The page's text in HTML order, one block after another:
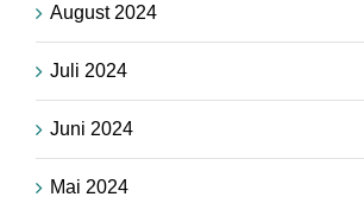
August 2024
Juli 2024
Juni 2024
Mai 2024